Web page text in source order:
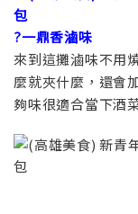
?一鼎香滷味
來到這攤滷味不用
麼就夾什麼，還會
夠味很適合當下酒